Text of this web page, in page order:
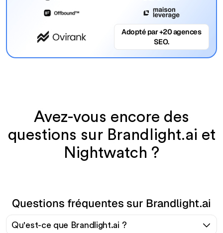
Adopté par +20 agences
SEO.
Avez-vous encore des
questions sur Brandlight.ai et
Nightwatch ?
Questions fréquentes sur Brandlight.ai
Qu'est-ce que Brandlight.ai ?